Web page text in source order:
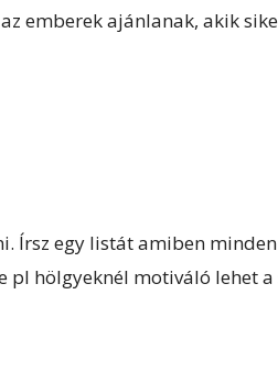
emberek ajánlanak, akik
egy listát amiben
hölgyeknél motiváló lehet